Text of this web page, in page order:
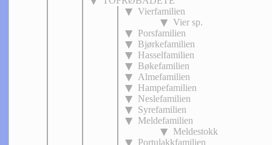
Vierfamilien
Vier sp.
Porsfamilien
Bjørkefamilien
Hasselfamilien
Bøkefamilien
Almefamilien
Hampefamilien
Neslefamilien
Syrefamilien
Meldefamilien
Meldestokk
Portulakkfamilien